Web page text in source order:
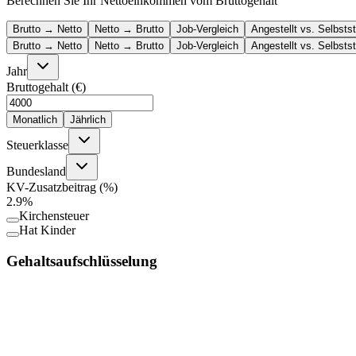
Brutto → Netto Netto → Brutto Job-Vergleich
Angestellt vs.
Brutto → Netto
Netto → Brutto Job-Vergleich Angestellt vs.
Jahr
Bruttogehalt (€)
Monatlich Jährlich
Steuerklasse
Bundesland
KV-Zusatzbeitrag (%)
2.9%
Kirchensteuer
Hat Kinder
Gehaltsaufschlüsselung